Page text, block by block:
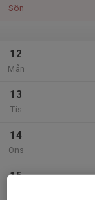
Sön
12
Mån
13
Tis
14
Ons
15